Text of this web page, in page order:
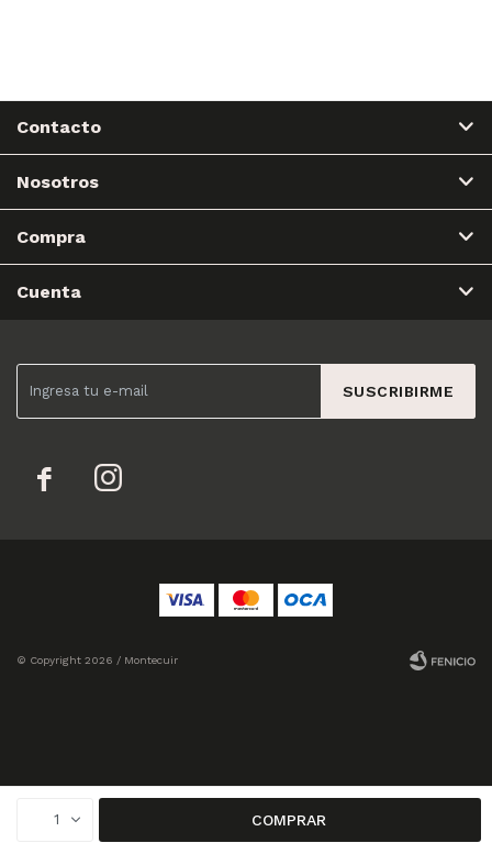
1 COMPRAR
SUSCRIBIRME
 
Contacto
Nosotros
Compra
Cuenta
© Copyright 2026 / Montecuir